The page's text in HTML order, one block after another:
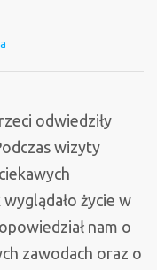
odwiedziły
wizyty
życie w
nam o
zawodach oraz o